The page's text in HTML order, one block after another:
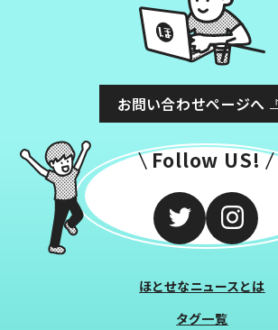
お問い合わせページへ
Follow US!
ほとせなニュースとは
タグ一覧